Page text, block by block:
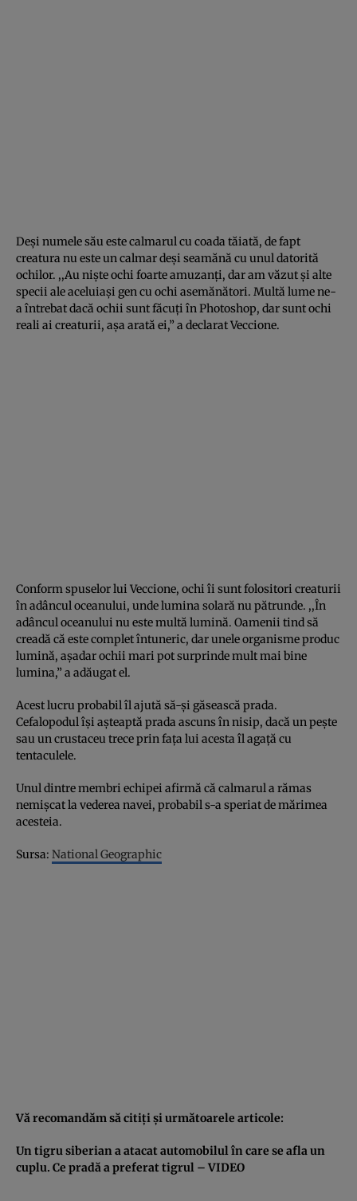
Deşi numele său este calmarul cu coada tăiată, de fapt
creatura nu este un calmar deşi seamănă cu unul datorită
ochilor. ,,Au nişte ochi foarte amuzanţi, dar am văzut şi alte
specii ale aceluiaşi gen cu ochi asemănători. Multă lume ne-
a întrebat dacă ochii sunt făcuţi în Photoshop, dar sunt ochi
reali ai creaturii, aşa arată ei,” a declarat Veccione.
Conform spuselor lui Veccione, ochi îi sunt folositori creaturii
în adâncul oceanului, unde lumina solară nu pătrunde. ,,În
adâncul oceanului nu este multă lumină. Oamenii tind să
creadă că este complet întuneric, dar unele organisme produc
lumină, aşadar ochii mari pot surprinde mult mai bine
lumina,” a adăugat el.
Acest lucru probabil îl ajută să-şi găsească prada.
Cefalopodul îşi aşteaptă prada ascuns în nisip, dacă un peşte
sau un crustaceu trece prin faţa lui acesta îl agaţă cu
tentaculele.
Unul dintre membri echipei afirmă că calmarul a rămas
nemişcat la vederea navei, probabil s-a speriat de mărimea
acesteia.
Sursa: National Geographic
Vă recomandăm să citiţi şi următoarele articole:
Un tigru siberian a atacat automobilul în care se afla un
cuplu. Ce pradă a preferat tigrul – VIDEO